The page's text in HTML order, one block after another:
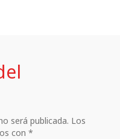
será publicada. Los
con *